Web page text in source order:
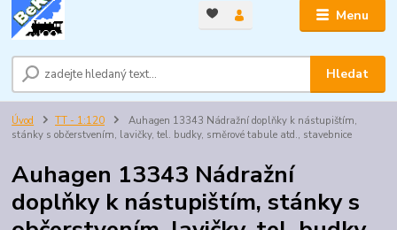
Menu
Hledat
Úvod TT - 1:120
Auhagen 13343 Nádražní doplňky k nástupištím,
stánky s občerstvením, lavičky, tel. budky, směrové tabule atd., stavebnice
Auhagen 13343 Nádražní
doplňky k nástupištím, stánky s